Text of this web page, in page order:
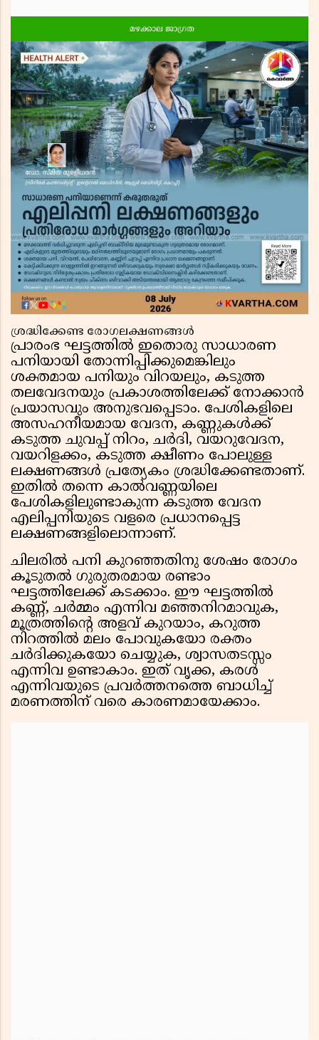
ശ്രദ്ധിക്കേണ്ട രോഗലക്ഷണങ്ങൾ
പ്രാരംഭ ഘട്ടത്തിൽ ഇതൊരു സാധാരണ
പനിയായി തോന്നിപ്പിക്കുമെങ്കിലും
ശക്തമായ പനിയും വിറയലും, കടുത്ത
തലവേദനയും പ്രകാശത്തിലേക്ക് നോക്കാൻ
പ്രയാസവും അനുഭവപ്പെടാം. പേശികളിലെ
അസഹനീയമായ വേദന, കണ്ണുകൾക്ക്
കടുത്ത ചുവപ്പ് നിറം, ചർദി, വയറുവേദന,
വയറിളക്കം, കടുത്ത ക്ഷീണം പോലുള്ള
ലക്ഷണങ്ങൾ പ്രത്യേകം ശ്രദ്ധിക്കേണ്ടതാണ്.
ഇതിൽ തന്നെ കാൽവണ്ണയിലെ
പേശികളിലുണ്ടാകുന്ന കടുത്ത വേദന
എലിപ്പനിയുടെ വളരെ പ്രധാനപ്പെട്ട
ലക്ഷണങ്ങളിലൊന്നാണ്.
ചിലരിൽ പനി കുറഞ്ഞതിനു ശേഷം രോഗം
കൂടുതൽ ഗുരുതരമായ രണ്ടാം
ഘട്ടത്തിലേക്ക് കടക്കാം. ഈ ഘട്ടത്തിൽ
കണ്ണ്, ചർമ്മം എന്നിവ മഞ്ഞനിറമാവുക,
മൂത്രത്തിൻ്റെ അളവ് കുറയാം, കറുത്ത
നിറത്തിൽ മലം പോവുകയോ രക്തം
ചർദിക്കുകയോ ചെയ്യുക, ശ്വാസതടസ്സം
എന്നിവ ഉണ്ടാകാം. ഇത് വൃക്ക, കരൾ
എന്നിവയുടെ പ്രവർത്തനത്തെ ബാധിച്ച്
മരണത്തിന് വരെ കാരണമായേക്കാം.